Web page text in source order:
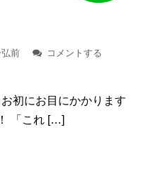
前
コメントする
初にお目にかかります
「これ […]